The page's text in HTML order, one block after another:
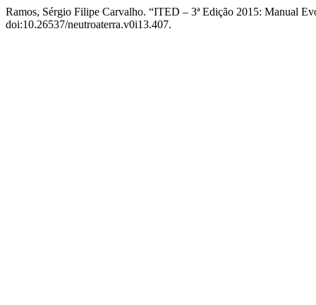
Ramos, Sérgio Filipe Carvalho. “ITED – 3ª Edição 2015: Manual
doi:10.26537/neutroaterra.v0i13.407.